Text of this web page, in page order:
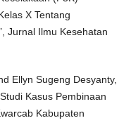
X Tentang
Jurnal Ilmu Kesehatan
Ellyn Sugeng Desyanty,
Kasus Pembinaan
Kabupaten